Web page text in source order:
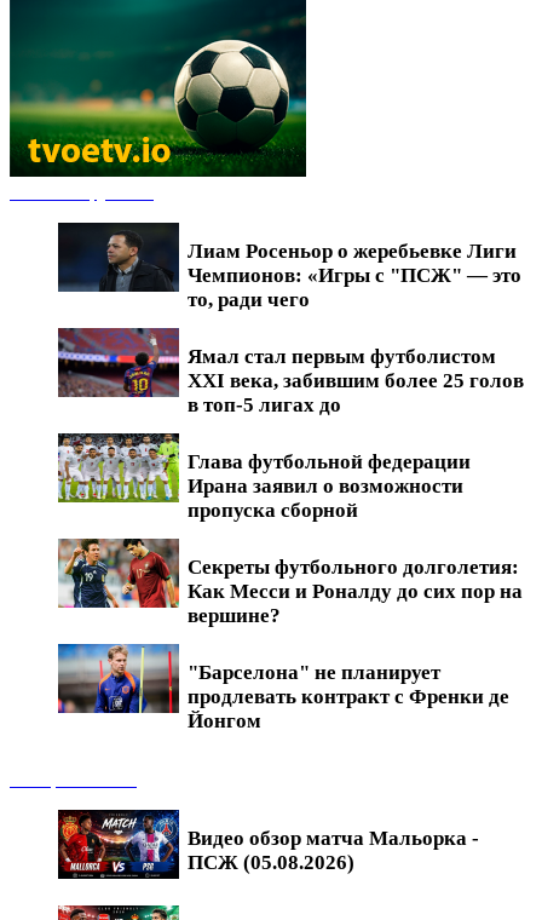
Лиам Росеньор о жеребьевке Лиги
Чемпионов: «Игры с "ПСЖ" — это
то, ради чего
Ямал стал первым футболистом
XXI века, забившим более 25 голов
в топ-5 лигах до
Глава футбольной федерации
Ирана заявил о возможности
пропуска сборной
Секреты футбольного долголетия:
Как Месси и Роналду до сих пор на
вершине?
"Барселона" не планирует
продлевать контракт с Френки де
Йонгом
Видео обзор матча Мальорка -
ПСЖ (05.08.2026)